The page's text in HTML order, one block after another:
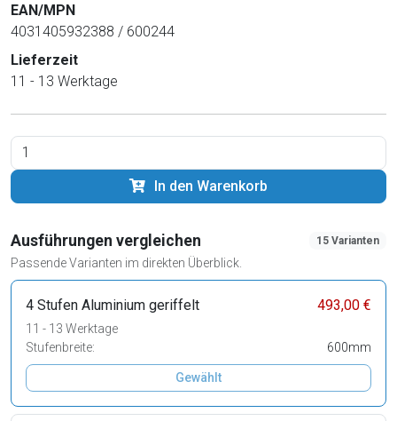
EAN/MPN
4031405932388 / 600244
Lieferzeit
11 - 13 Werktage
In den Warenkorb
Ausführungen vergleichen
Passende Varianten im direkten Überblick.
15 Varianten
4 Stufen Aluminium geriffelt 493,00 €
11 - 13 Werktage
Stufenbreite:
600mm
Gewählt